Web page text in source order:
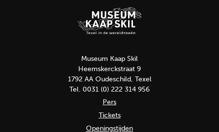
Museum Kaap Skil
Heemskerckstraat 9
1792 AA Oudeschild, Texel
Tel. 0031 (0) 222 314 956
Pers
Tickets
Openingstijden